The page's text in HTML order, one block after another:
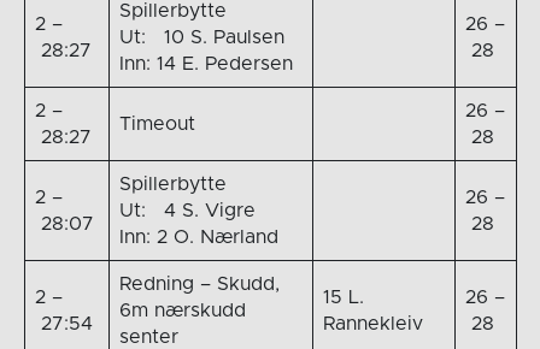
2 –
28:27
Spillerbytte
Ut: 10 S. Paulsen
Inn: 14 E. Pedersen
26 –
28
2 –
28:27
Timeout
26 –
28
2 –
28:07
Spillerbytte
Ut: 4 S. Vigre
Inn: 2 O. Nærland
26 –
28
2 –
27:54
Redning – Skudd,
6m nærskudd
senter
15 L.
Rannekleiv
26 –
28